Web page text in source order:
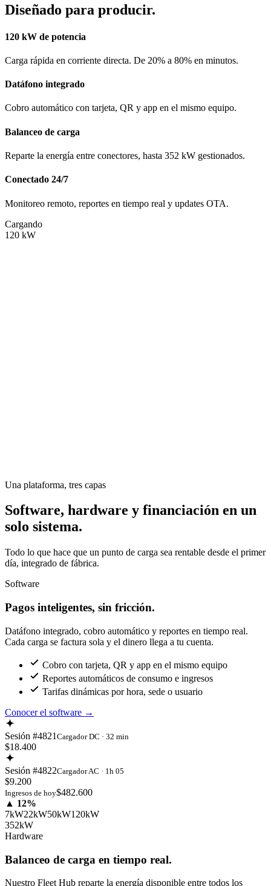
Diseñado para producir.
120 kW de potencia
Carga rápida en corriente directa. De 20% a 80% en minutos.
Datáfono integrado
Cobro automático con tarjeta, QR y app en el mismo equipo.
Balanceo de carga
Reparte la energía entre conectores, hasta 352 kW gestionados.
Conectado 24/7
Monitoreo remoto, reportes en tiempo real y updates OTA.
Cargando
120 kW
Una plataforma, tres capas
Software, hardware y financiación en un
solo sistema.
Todo lo que hace que un punto de carga sea rentable desde el primer
día, integrado de fábrica.
Software
Pagos inteligentes, sin fricción.
Datáfono integrado, cobro automático y reportes en tiempo real.
Cada carga se factura sola y el dinero llega a tu cuenta.
Cobro con tarjeta, QR y app en el mismo equipo
Reportes automáticos de consumo e ingresos
Tarifas dinámicas por hora, sede o usuario
Conocer el software →
Sesión #4821 Cargador DC · 32 min
$18.400
Sesión #4822Cargador AC · 1h 05
$9.200
Ingresos de hoy$482.600
▲ 12%
7kW22kW50kW120kW
352kW
Hardware
Balanceo de carga en tiempo real.
Nuestro Fleet Hub reparte la energía disponible entre todos los